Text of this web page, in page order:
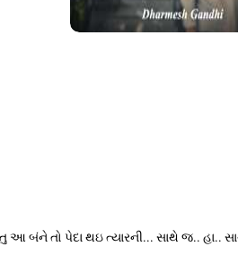
બંને તો પેદા થઇ ત્યારની... સાથે જ.. હા..